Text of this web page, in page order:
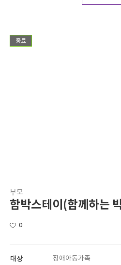
종료
부모
함박스테이(함께하는
0
대상 장애아동가족